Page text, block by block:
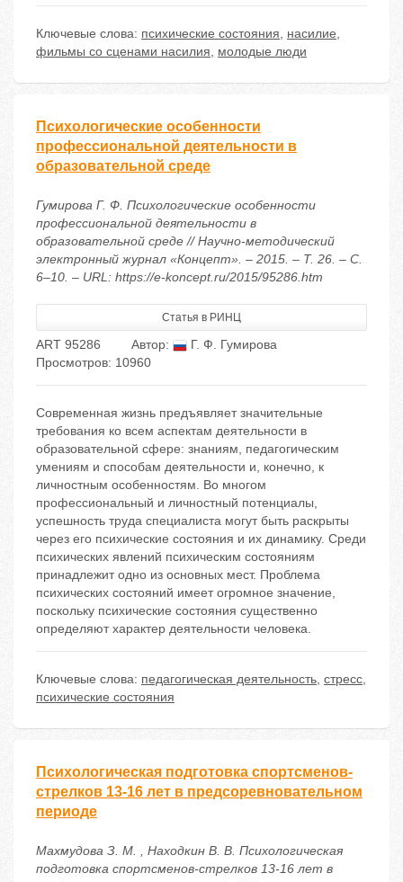
Ключевые слова: психические состояния, насилие,
фильмы со сценами насилия, молодые люди
Психологические особенности
профессиональной деятельности в
образовательной среде
Гумирова Г. Ф. Психологические особенности
профессиональной деятельности в
образовательной среде // Научно-методический
электронный журнал «Концепт». – 2015. – Т. 26. – С.
6–10. – URL: https://e-koncept.ru/2015/95286.htm
Статья в РИНЦ
ART 95286 Автор:
Г. Ф. Гумирова
Просмотров: 10960
Современная жизнь предъявляет значительные
требования ко всем аспектам деятельности в
образовательной сфере: знаниям, педагогическим
умениям и способам деятельности и, конечно, к
личностным особенностям. Во многом
профессиональный и личностный потенциалы,
успешность труда специалиста могут быть раскрыты
через его психические состояния и их динамику. Среди
психических явлений психическим состояниям
принадлежит одно из основных мест. Проблема
психических состояний имеет огромное значение,
поскольку психические состояния существенно
определяют характер деятельности человека.
Ключевые слова: педагогическая деятельность, стресс,
психические состояния
Психологическая подготовка спортсменов-
стрелков 13-16 лет в предсоревновательном
периоде
Махмудова З. М. , Находкин В. В. Психологическая
подготовка спортсменов-стрелков 13-16 лет в